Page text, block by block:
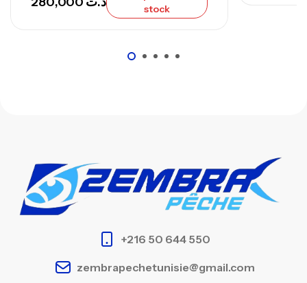
stock
+216 50 644 550
zembrapechetunisie@gmail.com